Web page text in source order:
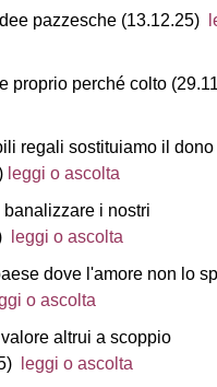
pazzesche (13.12.25)
proprio perché colto
regali sostituiamo il dono
leggi o ascolta
i nostri
leggi o ascolta
dove l'amore non lo
o ascolta
altrui a scoppio
leggi o ascolta